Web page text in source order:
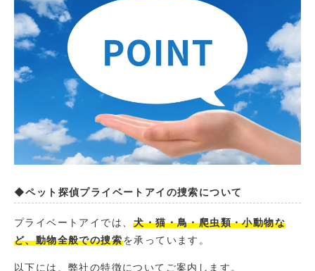
◆ペット探偵プライベートアイの捜索について
プライベートアイでは、犬・猫・鳥・爬虫類・小動物な
ど、動物全般での捜索を承っています。
以下には、弊社の特徴についてご案内します。